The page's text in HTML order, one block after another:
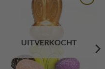
UITVERKOCHT